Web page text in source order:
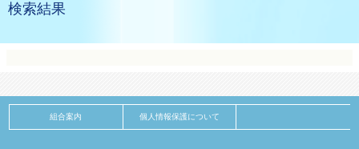
検索結果
組合案内 個人情報保護について